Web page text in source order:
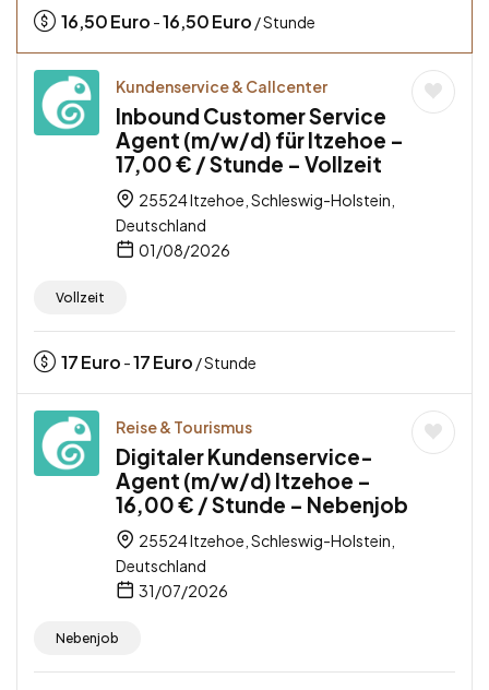
16,50Euro -16,50Euro / Stunde
Kundenservice & Callcenter
Inbound Customer Service
Agent (m/w/d) für Itzehoe –
17,00 € / Stunde – Vollzeit
25524 Itzehoe, Schleswig-Holstein,
Deutschland
01/08/2026
Vollzeit
17Euro -17Euro / Stunde
Reise & Tourismus
Digitaler Kundenservice-
Agent (m/w/d) Itzehoe –
16,00 € / Stunde – Nebenjob
25524 Itzehoe, Schleswig-Holstein,
Deutschland
31/07/2026
Nebenjob